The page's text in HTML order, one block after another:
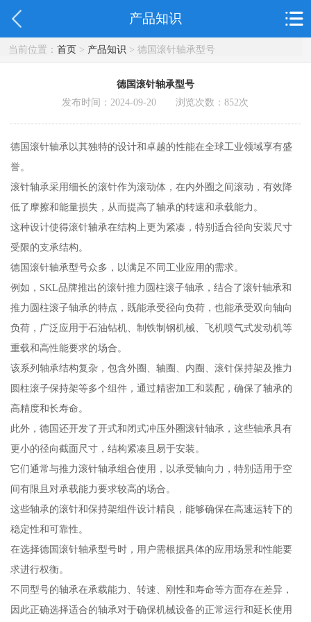
产品知识
当前位置： 首页> 产品知识 > 德国滚针轴承型号
德国滚针轴承型号
发布时间：2024-09-20 浏览次数：852次
德国滚针轴承以其独特的设计和卓越的性能在全球工业领域享有盛
誉。
滚针轴承采用细长的滚针作为滚动体，在内外圈之间滚动，有效降
低了摩擦和能量损失，从而提高了轴承的转速和承载能力。
这种设计使得滚针轴承在结构上更为紧凑，特别适合径向安装尺寸
受限的支承结构。
德国滚针轴承型号众多，以满足不同工业应用的需求。
例如，SKL品牌推出的滚针推力圆柱滚子轴承，结合了滚针轴承和
推力圆柱滚子轴承的特点，既能承受径向负荷，也能承受双向轴向
负荷，广泛应用于石油钻机、制铁制钢机械、飞机喷气式发动机等
重载和高性能要求的场合。
该系列轴承结构复杂，包含外圈、轴圈、内圈、滚针保持架及推力
圆柱滚子保持架等多个组件，通过精密加工和装配，确保了轴承的
高精度和长寿命。
此外，德国还开发了开式和闭式冲压外圈滚针轴承，这些轴承具有
更小的径向截面尺寸，结构紧凑且易于安装。
它们通常与推力滚针轴承组合使用，以承受轴向力，特别适用于空
间有限且对承载能力要求较高的场合。
这些轴承的滚针和保持架组件设计精良，能够确保在高速运转下的
稳定性和可靠性。
在选择德国滚针轴承型号时，用户需根据具体的应用场景和性能要
求进行权衡。
不同型号的轴承在承载能力、转速、刚性和寿命等方面存在差异，
因此正确选择适合的轴承对于确保机械设备的正常运行和延长使用